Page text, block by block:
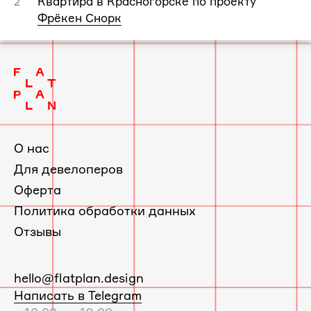
Фрёкен Снорк
О нас
Для девелоперов
Оферта
Политика обработки данных
Отзывы
E-
mail:
hello@flatplan.design
Написать в Telegram